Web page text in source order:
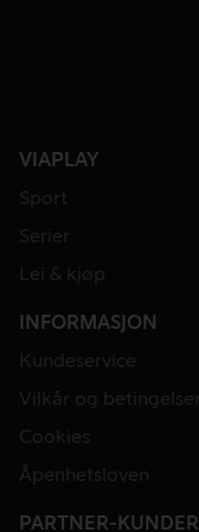
VIAPLAY
Sport
Serier
Lei & kjøp
INFORMASJON
Kundeservice
Vilkår og betingelser
Cookies
Åpenhetsloven
PARTNER-KUNDER